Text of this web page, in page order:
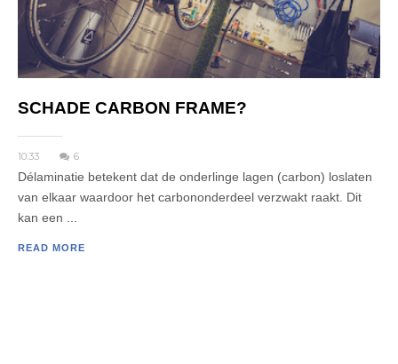
SCHADE CARBON FRAME?
10:33 6
Délaminatie betekent dat de onderlinge lagen (carbon) loslaten
van elkaar waardoor het carbononderdeel verzwakt raakt. Dit
kan een ...
READ MORE